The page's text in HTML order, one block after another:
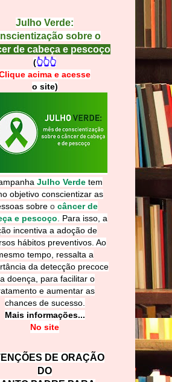
Julho Verde:
sobre o
de cabeça e pescoço
(👆👆👆
acima e acesse
o site)
Julho Verde tem
objetivo conscientizar as
sobre o câncer de
e pescoço
Para isso, a
incentiva a adoção de
hábitos preventivos. Ao
tempo, ressalta a
da detecção precoce
doença, para facilitar o
e aumentar as
chances de sucesso.
Mais informações...
No site
DE ORAÇÃO
DO